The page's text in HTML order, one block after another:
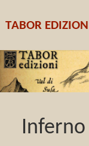
TABOR EDIZION
Inferno